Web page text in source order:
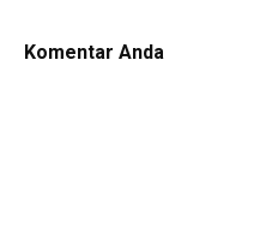
Komentar Anda